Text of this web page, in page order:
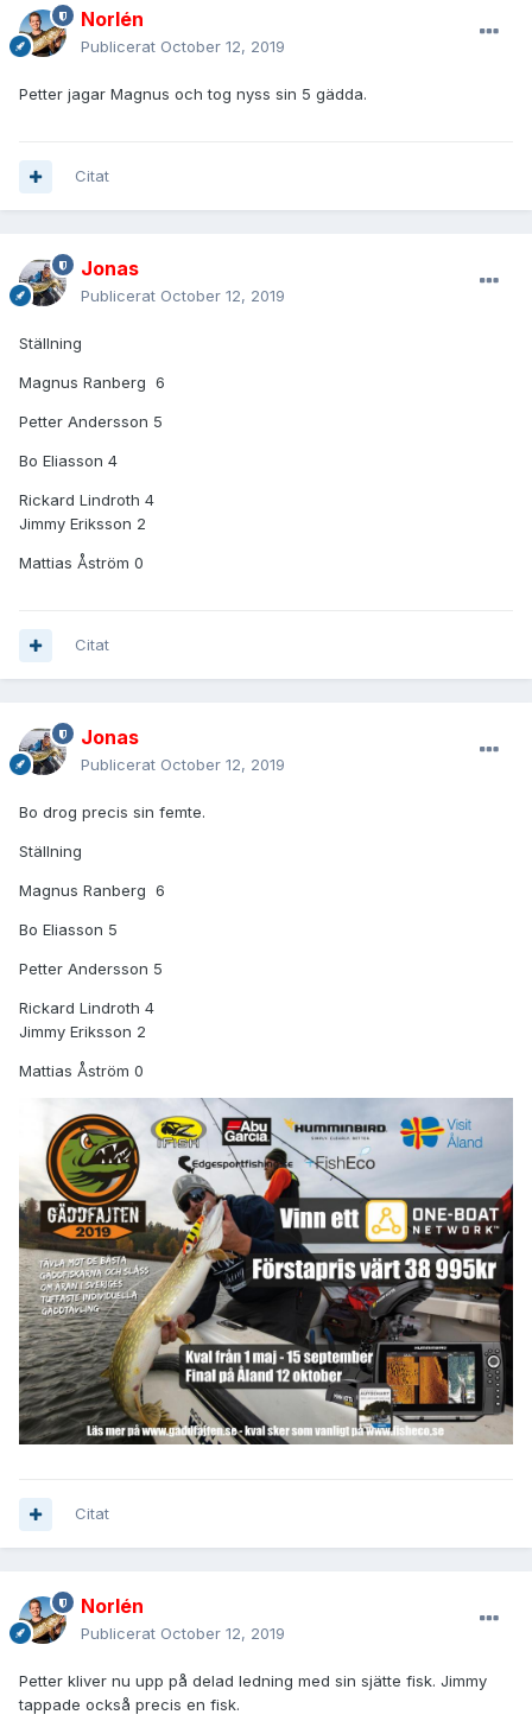
Norlén
Publicerat October 12, 2019
Petter jagar Magnus och tog nyss sin 5 gädda.
Citat
Jonas
Publicerat October 12, 2019
Ställning
Magnus Ranberg 6
Petter Andersson 5
Bo Eliasson 4
Rickard Lindroth 4
Jimmy Eriksson 2
Mattias Åström 0
Citat
Jonas
Publicerat October 12, 2019
Bo drog precis sin femte.
Ställning
Magnus Ranberg 6
Bo Eliasson 5
Petter Andersson 5
Rickard Lindroth 4
Jimmy Eriksson 2
Mattias Åström 0
Citat
Norlén
Publicerat October 12, 2019
Petter kliver nu upp på delad ledning med sin sjätte fisk. Jimmy
tappade också precis en fisk.